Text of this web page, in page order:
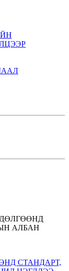
СТАНДАРТ,